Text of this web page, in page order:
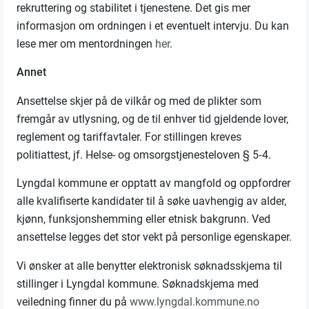
rekruttering og stabilitet i tjenestene. Det gis mer
informasjon om ordningen i et eventuelt intervju. Du kan
lese mer om mentordningen her.
Annet
Ansettelse skjer på de vilkår og med de plikter som
fremgår av utlysning, og de til enhver tid gjeldende lover,
reglement og tariffavtaler. For stillingen kreves
politiattest, jf. Helse- og omsorgstjenesteloven § 5‑4.
Lyngdal kommune er opptatt av mangfold og oppfordrer
alle kvalifiserte kandidater til å søke uavhengig av alder,
kjønn, funksjonshemming eller etnisk bakgrunn. Ved
ansettelse legges det stor vekt på personlige egenskaper.
Vi ønsker at alle benytter elektronisk søknadsskjema til
stillinger i Lyngdal kommune. Søknadskjema med
veiledning finner du påwww.lyngdal.kommune.no